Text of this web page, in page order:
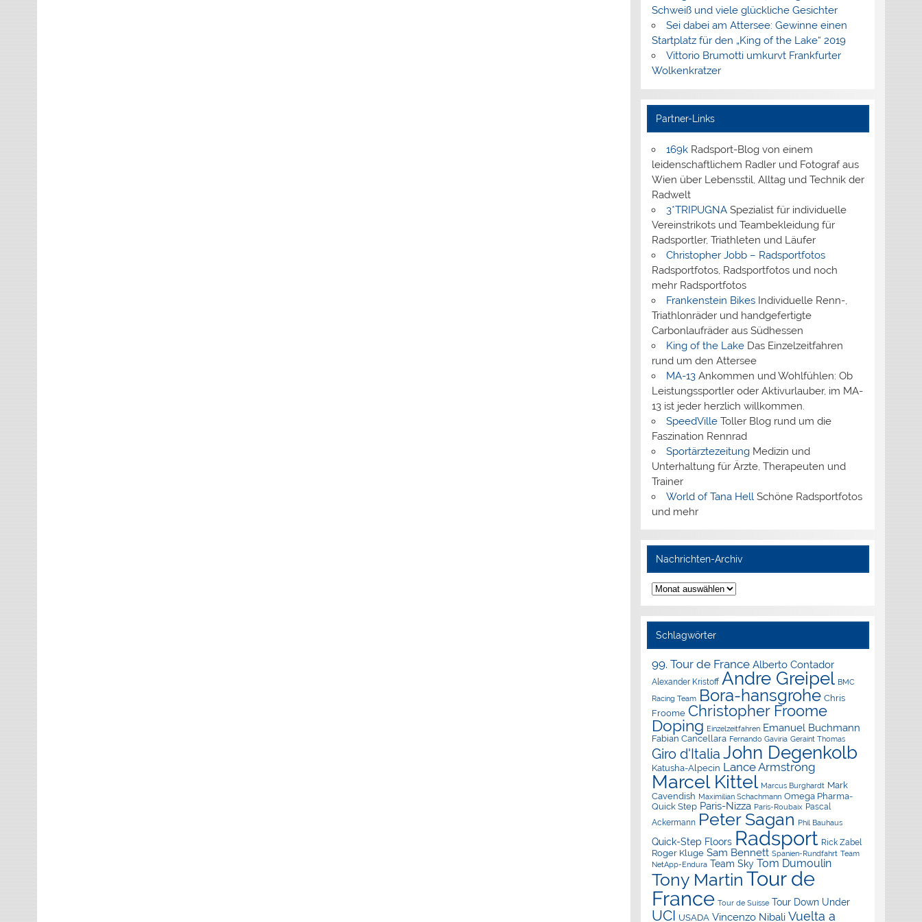
Schweiß und viele glückliche Gesichter
Sei dabei am Attersee: Gewinne einen
Startplatz für den „King of the Lake“ 2019
Vittorio Brumotti umkurvt Frankfurter
Wolkenkratzer
Partner-Links
169kRadsport-Blog von einem
leidenschaftlichem Radler und Fotograf aus
Wien über Lebensstil, Alltag und Technik der
Radwelt
3*TRIPUGNASpezialist für individuelle
Vereinstrikots und Teambekleidung für
Radsportler, Triathleten und Läufer
Christopher Jobb – Radsportfotos
Radsportfotos, Radsportfotos und noch
mehr Radsportfotos
Frankenstein BikesIndividuelle Renn-,
Triathlonräder und handgefertigte
Carbonlaufräder aus Südhessen
King of the LakeDas Einzelzeitfahren
rund um den Attersee
MA-13Ankommen und Wohlfühlen: Ob
Leistungssportler oder Aktivurlauber, im MA-
13 ist jeder herzlich willkommen.
SpeedVilleToller Blog rund um die
Faszination Rennrad
SportärztezeitungMedizin und
Unterhaltung für Ärzte, Therapeuten und
Trainer
World of Tana Hell Schöne Radsportfotos
und mehr
Nachrichten-Archiv
Nachrichten-
Archiv
Schlagwörter
99. Tour de France Alberto Contador
Alexander Kristoff Andre Greipel BMC
Racing Team Bora-hansgrohe Chris
Froome Christopher Froome
Doping Einzelzeitfahren Emanuel Buchmann
Fabian Cancellara Fernando Gaviria Geraint Thomas
Giro d'Italia John Degenkolb
Katusha-Alpecin Lance Armstrong
Marcel Kittel Marcus Burghardt Mark
Cavendish Maximilian Schachmann Omega Pharma-
Quick Step Paris-Nizza Paris-Roubaix Pascal
Ackermann Peter Sagan Phil Bauhaus
Quick-Step Floors Radsport Rick Zabel
Roger Kluge Sam Bennett Spanien-Rundfahrt Team
NetApp-Endura Team Sky Tom Dumoulin
Tony Martin Tour de
France Tour de Suisse Tour Down Under
UCI USADA Vincenzo Nibali Vuelta a